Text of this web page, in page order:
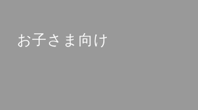
お子さま向け